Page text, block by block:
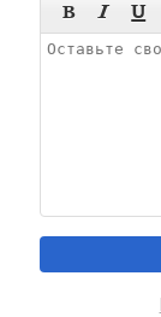
  